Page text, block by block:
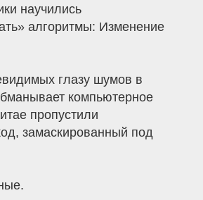
научились
алгоритмы: Изменение
глазу шумов в
компьютерное
пропустили
замаскированный под